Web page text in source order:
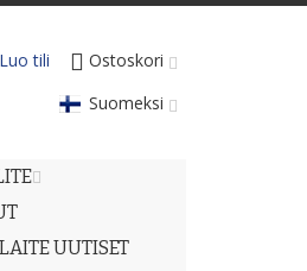
Ostoskori
Luo tili
Suomeksi
UUTISET